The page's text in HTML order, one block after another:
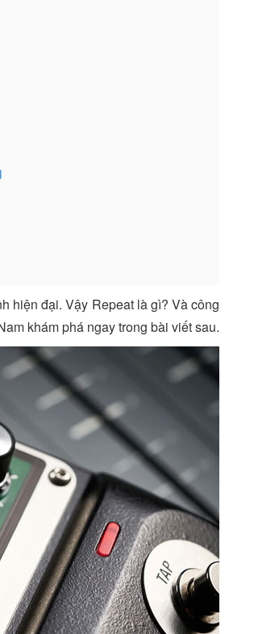
hiện đại. Vậy Repeat là gì? Và công
khám phá ngay trong bài viết sau.